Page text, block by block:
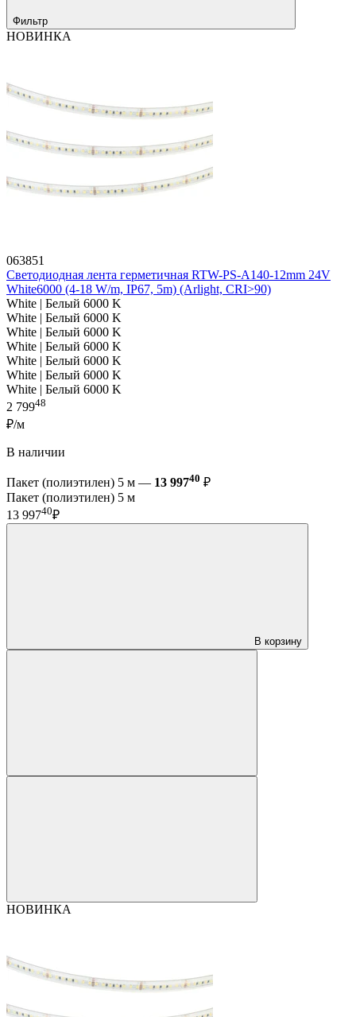
Фильтр
НОВИНКА
063851
Светодиодная лента герметичная RTW-PS-A140-12mm 24V
White6000 (4-18 W/m, IP67, 5m) (Arlight, CRI>90)
White | Белый 6000 K
White | Белый 6000 K
White | Белый 6000 K
White | Белый 6000 K
White | Белый 6000 K
White | Белый 6000 K
White | Белый 6000 K
2 79948
₽/м
В наличии
Пакет (полиэтилен) 5 м — 13 99740 ₽
Пакет (полиэтилен) 5 м
13 99740₽
В корзину
НОВИНКА